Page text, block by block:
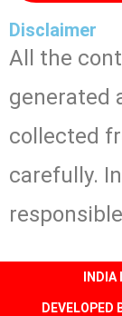
Disclaimer
All the
generated
collected
carefully.
INDIA
DEVELOPED